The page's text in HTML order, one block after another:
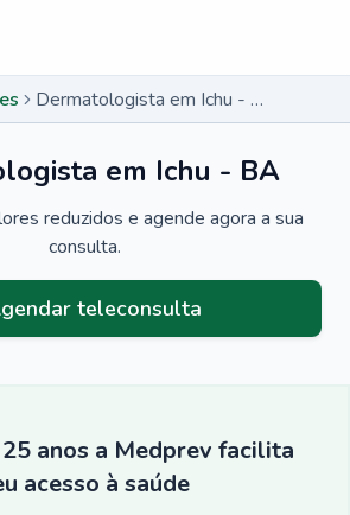
Dermatologista em Ichu - BA
em Ichu - BA
reduzidos e agende agora a sua
consulta.
teleconsulta
anos a Medprev facilita
acesso à saúde